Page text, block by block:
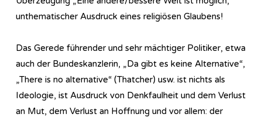
unthematischer Ausdruck eines religiösen Glaubens!
Das Gerede führender und sehr mächtiger Politiker, etwa
auch der Bundeskanzlerin, „Da gibt es keine Alternative“,
„There is no alternative“ (Thatcher) usw. ist nichts als
Ideologie, ist Ausdruck von Denkfaulheit und dem Verlust
an Mut, dem Verlust an Hoffnung und vor allem: der